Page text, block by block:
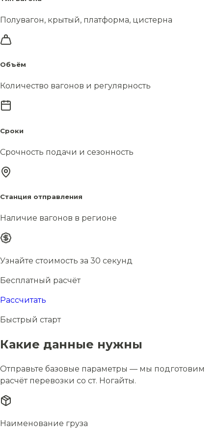
Полувагон, крытый, платформа, цистерна
Объём
Количество вагонов и регулярность
Сроки
Срочность подачи и сезонность
Станция отправления
Наличие вагонов в регионе
Узнайте стоимость за 30 секунд
Бесплатный расчёт
Рассчитать
Быстрый старт
Какие данные нужны
Отправьте базовые параметры — мы подготовим
расчёт перевозки со ст. Ногайты.
Наименование груза